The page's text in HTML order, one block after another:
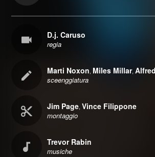
D.j. Caruso
regia
Marti Noxon, Miles Millar,
sceenggiatura
Jim Page,Vince Filippone
montaggio
Trevor Rabin
musiche